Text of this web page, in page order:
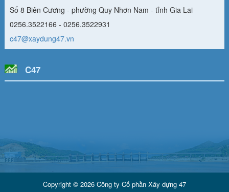
Số 8 Biên Cương - phường Quy Nhơn Nam - tỉnh Gia Lai
0256.3522166 - 0256.3522931
c47@xaydung47.vn
C47
Copyright © 2026 Công ty Cổ phần Xây dựng 47